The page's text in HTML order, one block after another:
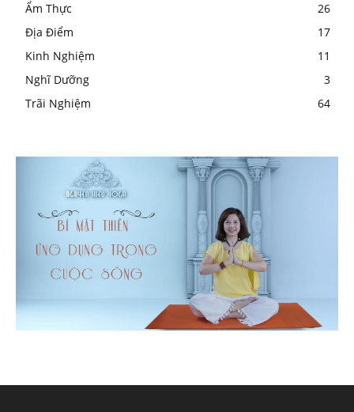
Ẩm Thực
26
Địa Điểm
17
Kinh Nghiệm
11
Nghĩ Dưỡng
3
Trãi Nghiệm
64